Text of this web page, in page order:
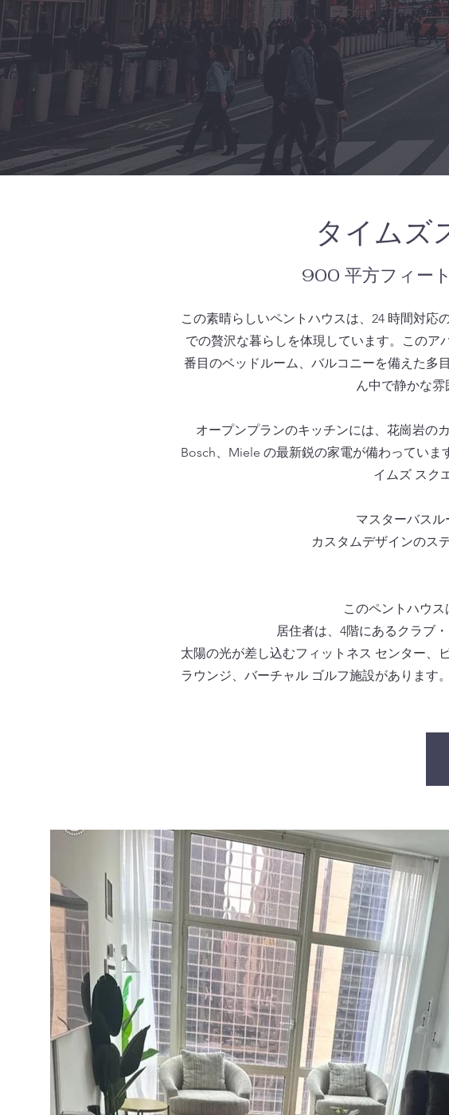
タイムズ
900 平方フィー
この素晴らしいペントハウスは、24 時間対
での贅沢な暮らしを体現しています。このア
番目のベッドルーム、バルコニーを備えた多
ん中で静かな雰
オープンプランのキッチンには、花崗岩の
Bosch、Miele の最新鋭の家電が備わってい
イムズ スク
マスターバス
カスタムデザインのス
このペントハウ
居住者は、4階にあるクラブ
太陽の光が差し込むフィットネス センター、
ラウンジ、バーチャル ゴルフ施設があります